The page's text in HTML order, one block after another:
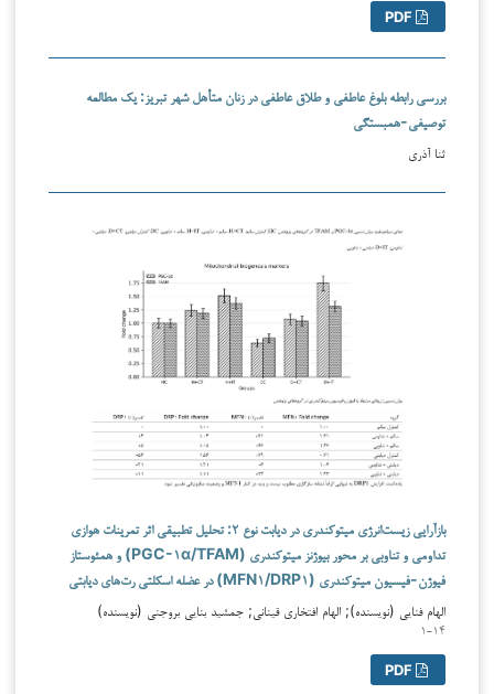
بررسی رابطه بلوغ عاطفی و طلاق عاطفی در زنان متأهل شهر تبریز: یک مطالعه
توصیفی-همبستگی
ثنا آذری
بازآرایی زیست‌انرژی میتوکندری در دیابت نوع ۲: تحلیل تطبیقی اثر تمرینات هوازی
تداومی و تناوبی بر محور بیوژنز میتوکندری (PGC-۱α/TFAM) و همئوستاز
فیوژن-فیسیون میتوکندری (MFN۱/DRP۱) در عضله اسکلتی رت‌های دیابتی
الهام فنایی (نویسنده); الهام افتخاری قینانی; جمشید بنایی بروجنی (نویسنده)
۱-۱۴